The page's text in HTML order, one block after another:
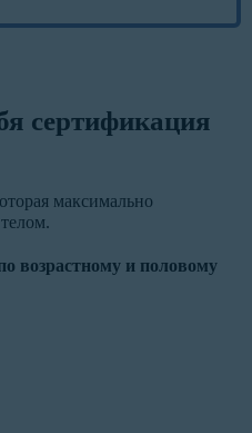
сертификация
максимально
возрастному и половому